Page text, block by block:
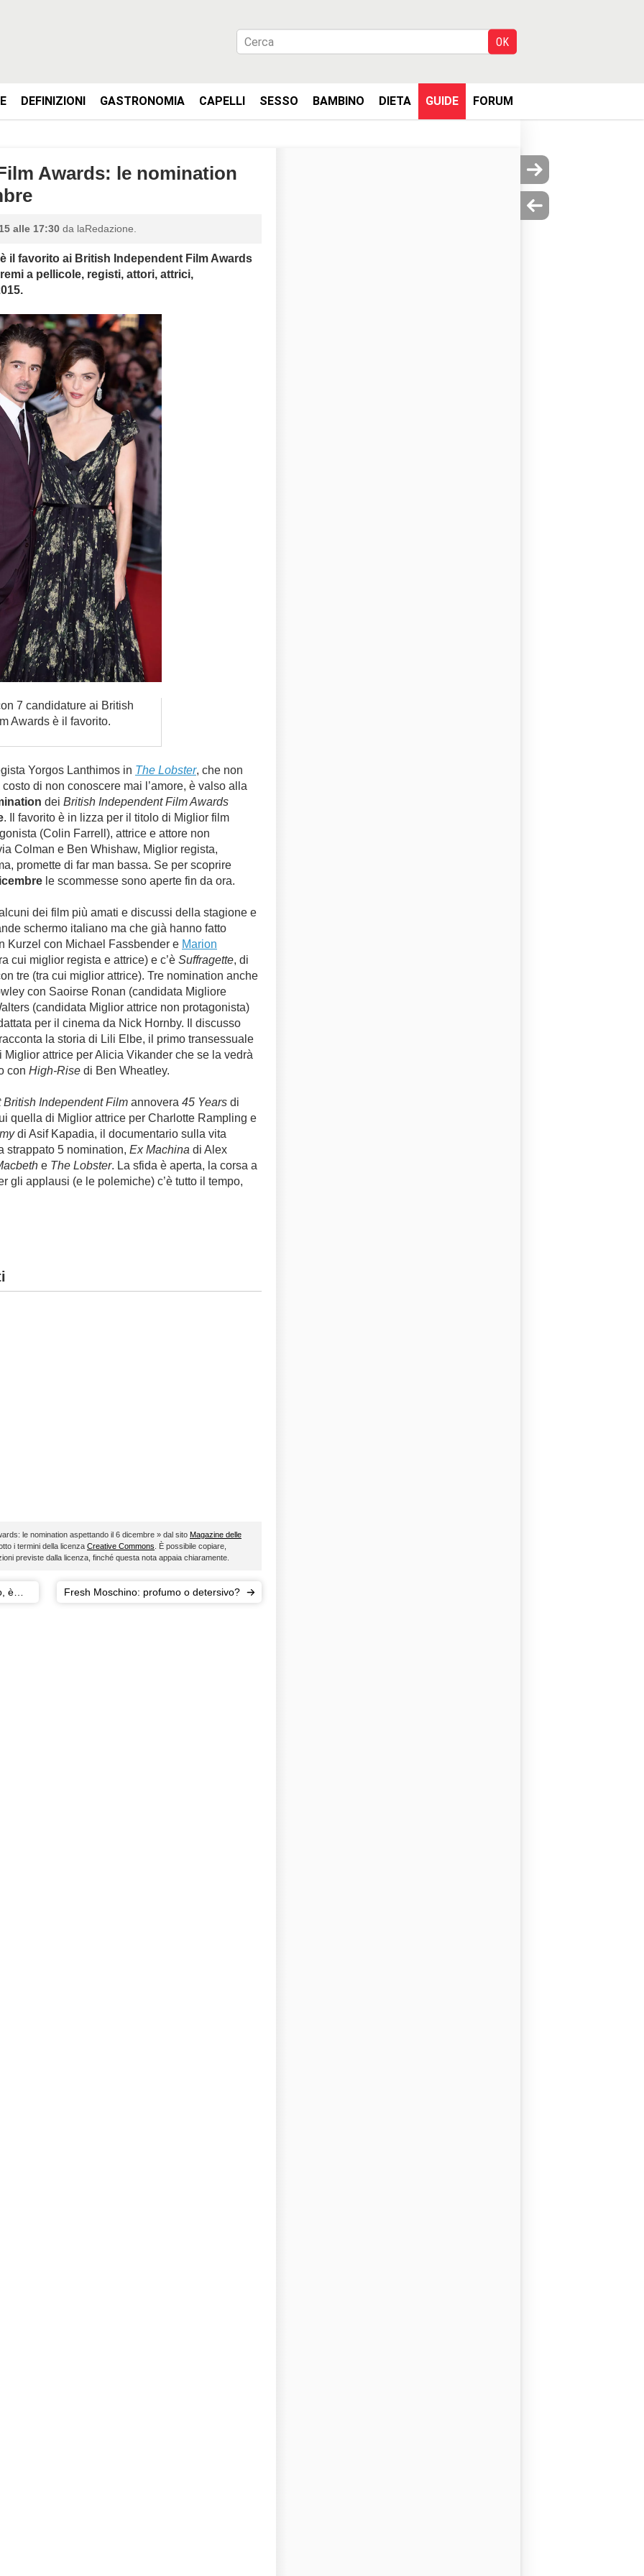
DEFINIZIONI GASTRONOMIA CAPELLI SESSO BAMBINO DIETA GUIDE FORUM
Awards: le nomination
alle 17:30 da laRedazione.
il favorito ai British Independent Film Awards
a pellicole, registi, attori, attrici,
7 candidature ai British
Awards è il favorito.
Yorgos Lanthimos in The Lobster, che non
di non conoscere mai l’amore, è valso alla
dei British Independent Film Awards
. Il favorito è in lizza per il titolo di Miglior film
(Colin Farrell), attrice e attore non
Colman e Ben Whishaw, Miglior regista,
promette di far man bassa. Se per scoprire
le scommesse sono aperte fin da ora.
dei film più amati e discussi della stagione e
schermo italiano ma che già hanno fatto
Kurzel con Michael Fassbender e Marion
cui miglior regista e attrice) e c’è Suffragette, di
tre (tra cui miglior attrice). Tre nomination anche
con Saoirse Ronan (candidata Migliore
(candidata Miglior attrice non protagonista)
per il cinema da Nick Hornby. Il discusso
la storia di Lili Elbe, il primo transessuale
attrice per Alicia Vikander che se la vedrà
con High-Rise di Ben Wheatley.
British Independent Film annovera 45 Years di
quella di Miglior attrice per Charlotte Rampling e
di Asif Kapadia, il documentario sulla vita
strappato 5 nomination, Ex Machina di Alex
e The Lobster. La sfida è aperta, la corsa a
gli applausi (e le polemiche) c’è tutto il tempo,
le nomination aspettando il 6 dicembre » dal sito Magazine delle
i termini della licenza Creative Commons . È possibile copiare,
previste dalla licenza, finché questa nota appaia chiaramente.
è
Fresh Moschino: profumo o detersivo?